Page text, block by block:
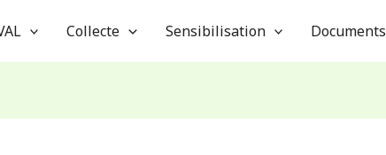
Collecte Sensibilisation Documents